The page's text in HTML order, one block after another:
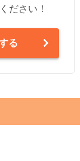
ださい！
る